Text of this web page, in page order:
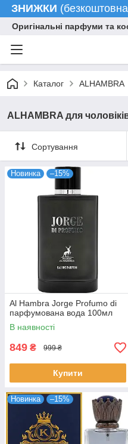
ЗНИЖКИ
Оригінальні парфуми та
Каталог ALHAMBRA
ALHAMBRA для
Сортування
Новинка –15%
Al Hambra Jorge Profumo di
парфумована вода 100мл
В наявності
849 ₴ 999 ₴
Купити
Новинка –15%